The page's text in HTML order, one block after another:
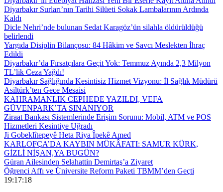
Diyarbakır Surları’nın Tarihi Silüeti Sokak Lambalarının Ardında
Kaldı
Dicle Nehri’nde bulunan Sedat Karagöz’ün silahla öldürüldüğü
belirlendi
Yargıda Disiplin Bilançosu: 84 Hâkim ve Savcı Meslekten İhraç
Edildi
Diyarbakır’da Fırsatçılara Geçit Yok: Temmuz Ayında 2,3 Milyon
TL’lik Ceza Yağdı!
Diyarbakır Sağlığında Kesintisiz Hizmet Vizyonu: İl Sağlık Müdürü
Asiltürk’ten Gece Mesaisi
KAHRAMANLIK CEPHEDE YAZILDI, VEFA
GÜVENPARK’TA SINANIYOR
Ziraat Bankası Sistemlerinde Erişim Sorunu: Mobil, ATM ve POS
Hizmetleri Kesintiye Uğradı
Ji Gobeklîtepeyê Heta Riya Îpekê Amed
KARLOFÇA’DA KAYBIN MÜKÂFATI: SAMUR KÜRK,
GİZLİ NİŞAN,YA BUGÜN?
Güran Ailesinden Selahattin Demirtaş’a Ziyaret
Öğrenci Affı ve Üniversite Reform Paketi TBMM’den Geçti
19:17:19